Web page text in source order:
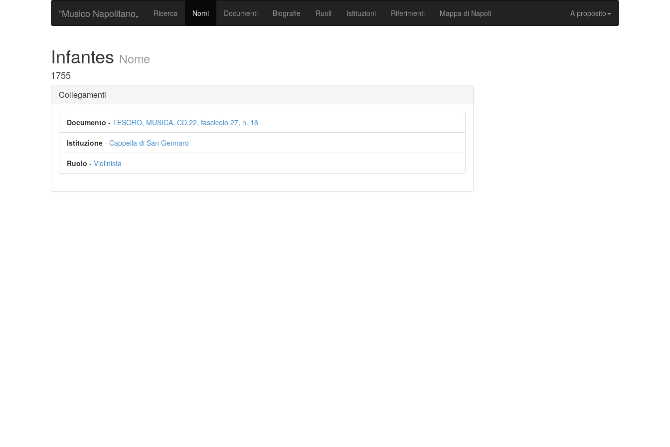
“Musico Napolitano„ Ricerca Nomi Documenti Biografie Ruoli Istituzioni Riferimenti Mappa di Napoli A proposito
Infantes Nome
1755
Collegamenti
Documento - TESORO, MUSICA, CD.22, fascicolo 27, n. 16
Istituzione - Cappella di San Gennaro
Ruolo - Violinista